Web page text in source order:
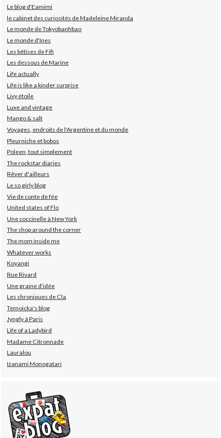
Le blog d'Eamimi
le cabinet des curiosités de Madeleine Miranda
Le monde de Tokyobanhbao
Le monde d'Ines
Les bêtises de Fifi
Les dessous de Marine
Life actually
Life is like a kinder surprise
Livy étoile
Luxe and vintage
Mango & salt
Voyages, endroits de l'Argentine et du monde
Pleurniche et bobos
Poleen, tout simplement
The rockstar diaries
Rêver d'ailleurs
Le so girly blog
Vie de conte de fée
United states of Flo
Une coccinelle à New York
The shop around the corner
The mom inside me
Whatever works
Koyangi
Rue Rivard
Une graine d'idée
Les chroniques de Cla
Temoicka's blog
Jyngly à Paris
Life of a Ladybird
Madame Citronnade
Lauralou
Izanami Monogatari